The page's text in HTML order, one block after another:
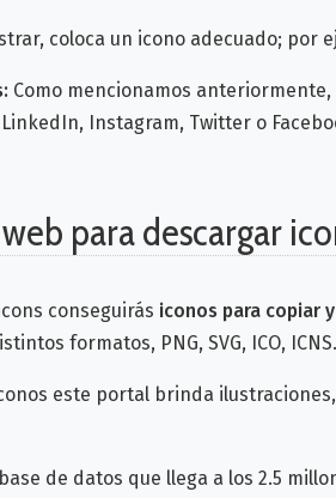
coloca un icono adecuado;
Como mencionamos
Instagram, Twitter o
para descargar
conseguirás iconos para copiar
formatos, PNG, SVG, ICO,
este portal brinda
de datos que llega a los 2.5